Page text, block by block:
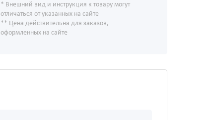
* Внешний вид и инструкция к товару могут
отличаться от указанных на сайте
** Цена действительна для заказов,
оформленных на сайте